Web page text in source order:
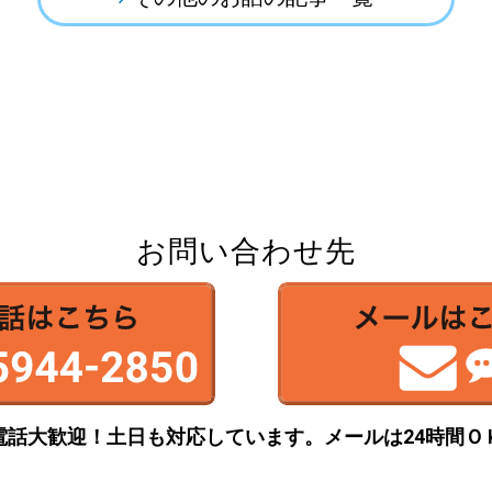
お問い合わせ先
話大歓迎！土日も対応しています。 メールは24時間Ｏ